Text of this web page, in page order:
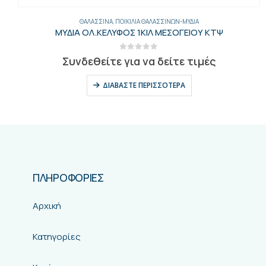
ΘΑΛΑΣΣΙΝΆ,ΨΆΡΙΑ,ΦΙΛΈΤΑ
ΒΑΚΑΛΑΟΣ ΦΙΛ SAITHE 16/32(3X9&2X7K) ΚΤΨ
Συνδεθείτε για να δείτε τιμές
ΔΙΑΒΆΣΤΕ ΠΕΡΙΣΣΌΤΕΡΑ
ΠΛΗΡΟΦΟΡΙΕΣ
Αρχική
Κατηγορίες